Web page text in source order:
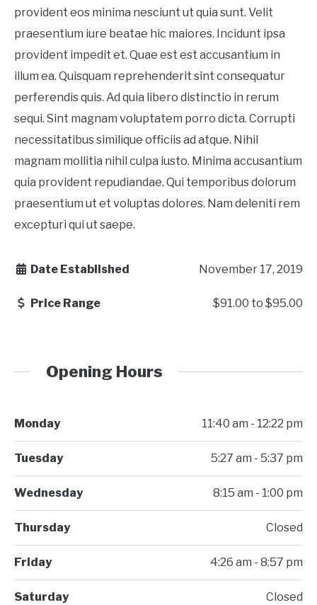
provident eos minima nesciunt ut quia sunt. Velit
praesentium iure beatae hic maiores. Incidunt ipsa
provident impedit et. Quae est est accusantium in
illum ea. Quisquam reprehenderit sint consequatur
perferendis quis. Ad quia libero distinctio in rerum
sequi. Sint magnam voluptatem porro dicta. Corrupti
necessitatibus similique officiis ad atque. Nihil
magnam mollitia nihil culpa iusto. Minima accusantium
quia provident repudiandae. Qui temporibus dolorum
praesentium ut et voluptas dolores. Nam deleniti rem
excepturi qui ut saepe.
Date Established November 17, 2019
Price Range $91.00 to $95.00
Opening Hours
Monday 11:40 am - 12:22 pm
Tuesday 5:27 am - 5:37 pm
Wednesday 8:15 am - 1:00 pm
Thursday Closed
Friday 4:26 am - 8:57 pm
Saturday Closed